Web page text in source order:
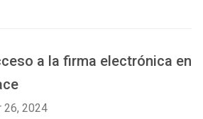
a la firma electrónica en
26, 2024